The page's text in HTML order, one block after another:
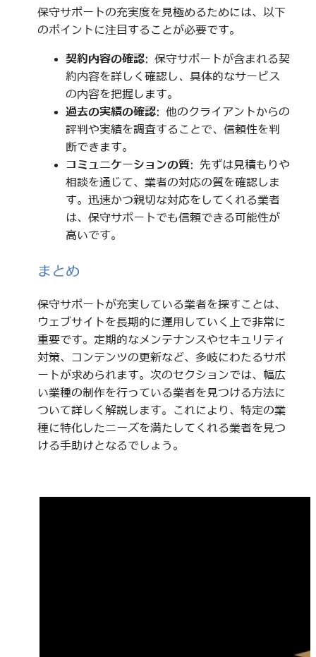
保守サポートの充実度を見極めるためには、以下
のポイントに注目することが必要です。
契約内容の確認: 保守サポートが含まれる契
約内容を詳しく確認し、具体的なサービス
の内容を把握します。
過去の実績の確認: 他のクライアントからの
評判や実績を調査することで、信頼性を判
断できます。
コミュニケーションの質: 先ずは見積もりや
相談を通じて、業者の対応の質を確認しま
す。迅速かつ親切な対応をしてくれる業者
は、保守サポートでも信頼できる可能性が
高いです。
まとめ
保守サポートが充実している業者を探すことは、
ウェブサイトを長期的に運用していく上で非常に
重要です。定期的なメンテナンスやセキュリティ
対策、コンテンツの更新など、多岐にわたるサポ
ートが求められます。次のセクションでは、幅広
い業種の制作を行っている業者を見つける方法に
ついて詳しく解説します。これにより、特定の業
種に特化したニーズを満たしてくれる業者を見つ
ける手助けとなるでしょう。